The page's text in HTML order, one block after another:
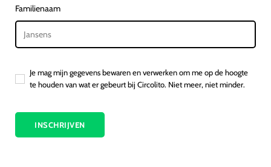
Familienaam
Je mag mijn gegevens bewaren en verwerken om me op de hoogte
te houden van wat er gebeurt bij Circolito. Niet meer, niet minder.
INSCHRIJVEN